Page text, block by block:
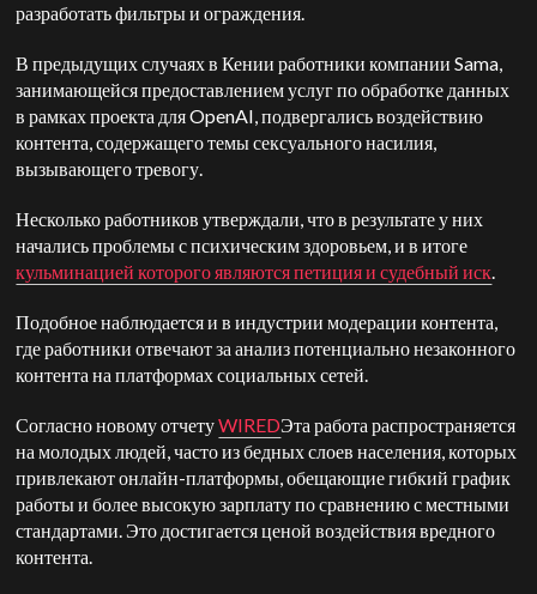
разработать фильтры и ограждения.
В предыдущих случаях в Кении работники компании Sama,
занимающейся предоставлением услуг по обработке данных
в рамках проекта для OpenAI, подвергались воздействию
контента, содержащего темы сексуального насилия,
вызывающего тревогу.
Несколько работников утверждали, что в результате у них
начались проблемы с психическим здоровьем, и в итоге
кульминацией которого являются петиция и судебный иск.
Подобное наблюдается и в индустрии модерации контента,
где работники отвечают за анализ потенциально незаконного
контента на платформах социальных сетей.
Согласно новому отчетуWIREDЭта работа распространяется
на молодых людей, часто из бедных слоев населения, которых
привлекают онлайн-платформы, обещающие гибкий график
работы и более высокую зарплату по сравнению с местными
стандартами. Это достигается ценой воздействия вредного
контента.